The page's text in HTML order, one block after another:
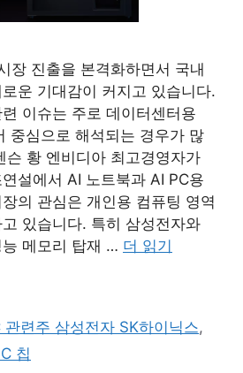
장 진출을 본격화하면서 국내
운 기대감이 커지고 있습니다.
이슈는 주로 데이터센터용
중심으로 해석되는 경우가 많
슨 황 엔비디아 최고경영자가
설에서 AI 노트북과 AI PC용
의 관심은 개인용 컴퓨팅 영역
있습니다. 특히 삼성전자와
메모리 탑재 … 더 읽기
관련주 삼성전자 SK하이닉스,
칩